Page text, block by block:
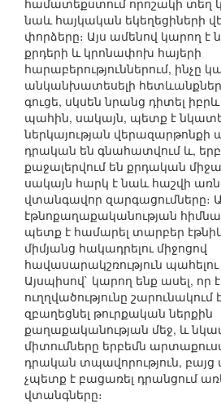
համատեքստում որոշակի տեղ
նաև հայկական եկեղեցիների
փորձերը։ Այս ամենով կարող է
քրդերի և կրոնափոխ հայերի
հարաբերություններում, ինչը
անկանխատեսելի
գուցե, սկսեն նրանց դիտել
պահին, սակայն, պետք է
ներկայության վերազարթոնքի
դրական են գնահատվում և,
քաջալերվում են քրդական
սակայն հարկ է նաև հաշվի
վտանգավոր զարգացումները։
էթնոքաղաքականության
պետք է համարել տարբեր
միմյանց հակադրելու միջոցով
հավասարակշռություն պահելու
Այսպիսով` կարող ենք ասել, որ
ուղղվածությունը
զբաղեցնել թուրքական ներքին
քաղաքականության մեջ, և
միտումները երբեմն
դրական տպավորություն, բայց
չպետք է բացառել դրանցում
վտանգները։